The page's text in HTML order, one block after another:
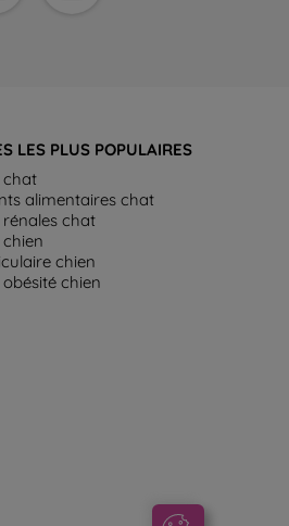
LES PLUS POPULAIRES
chat
alimentaires chat
chat
chien
chien